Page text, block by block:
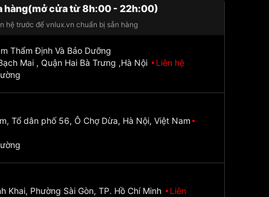
hàng(mở cửa từ 8h:00 - 22h:00)
hệ trước để vnlux.vn chuẩn bị sẵn hàng
Thẩm Định Và Bảo Dưỡng
Mai , Quận Hai Bà Trưng ,Hà Nội
Liên hệ
Tổ dân phố 56, Ô Chợ Dừa, Hà Nội, Việt Nam
Khai, Phường Sài Gòn, TP. Hồ Chí Minh
Liên